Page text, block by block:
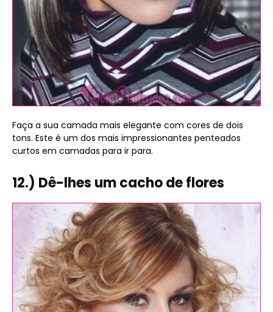
Faça a sua camada mais elegante com cores de dois
tons. Este é um dos mais impressionantes penteados
curtos em camadas para ir para.
12.) Dê-lhes um cacho de flores